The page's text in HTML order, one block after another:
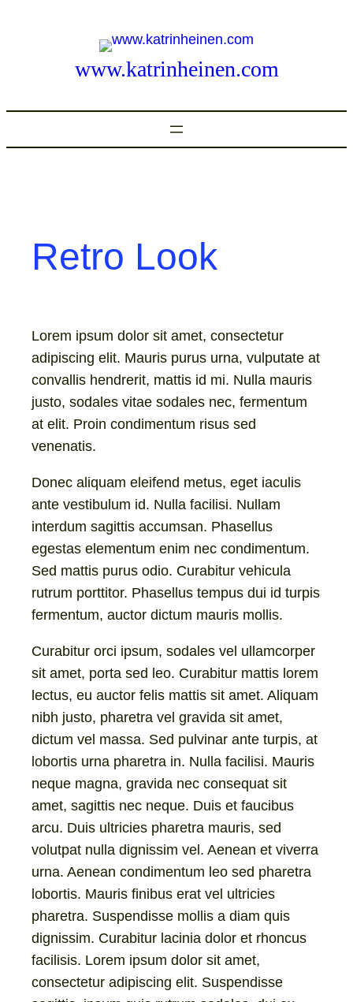
www.katrinheinen.com
Retro Look
Lorem ipsum dolor sit amet, consectetur
adipiscing elit. Mauris purus urna, vulputate at
convallis hendrerit, mattis id mi. Nulla mauris
justo, sodales vitae sodales nec, fermentum
at elit. Proin condimentum risus sed
venenatis.
Donec aliquam eleifend metus, eget iaculis
ante vestibulum id. Nulla facilisi. Nullam
interdum sagittis accumsan. Phasellus
egestas elementum enim nec condimentum.
Sed mattis purus odio. Curabitur vehicula
rutrum porttitor. Phasellus tempus dui id turpis
fermentum, auctor dictum mauris mollis.
Curabitur orci ipsum, sodales vel ullamcorper
sit amet, porta sed leo. Curabitur mattis lorem
lectus, eu auctor felis mattis sit amet. Aliquam
nibh justo, pharetra vel gravida sit amet,
dictum vel massa. Sed pulvinar ante turpis, at
lobortis urna pharetra in. Nulla facilisi. Mauris
neque magna, gravida nec consequat sit
amet, sagittis nec neque. Duis et faucibus
arcu. Duis ultricies pharetra mauris, sed
volutpat nulla dignissim vel. Aenean et viverra
urna. Aenean condimentum leo sed pharetra
lobortis. Mauris finibus erat vel ultricies
pharetra. Suspendisse mollis a diam quis
dignissim. Curabitur lacinia dolor et rhoncus
facilisis. Lorem ipsum dolor sit amet,
consectetur adipiscing elit. Suspendisse